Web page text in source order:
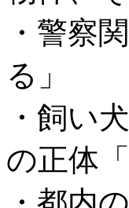
・警察
る」
・飼い
の正体